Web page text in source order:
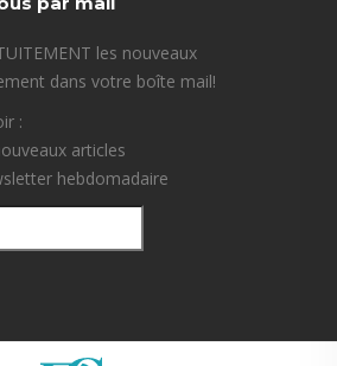
les nouveaux
dans votre boîte mail!
:
articles
hebdomadaire